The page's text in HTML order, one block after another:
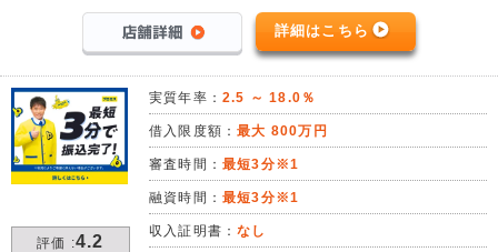
詳細はこちら
評価 :4.2
実質年率： 2.5 ～ 18.0％
借入限度額：最大 800万円
審査時間： 最短3分※1
融資時間： 最短3分※1
収入証明書：なし